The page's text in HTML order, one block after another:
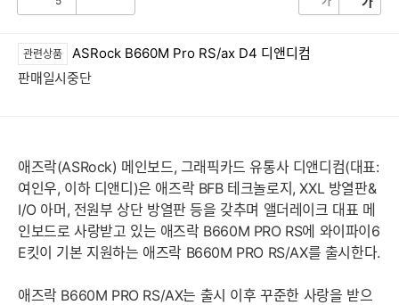
관련상품
ASRock B660M Pro RS/ax D4 디앤디컴
판매일시중단
애즈락(ASRock) 메인보드, 그래픽카드 유통사 디앤디컴(대표:
여인우, 이하 디앤디)은 애즈락 BFB 테크놀로지, XXL 방열판&
I/O 아머, 전원부 상단 방열판 등을 갖추며 앨더레이크 대표 메
인보드로 사랑받고 있는 애즈락 B660M PRO RS에 와이파이6
E킷이 기본 지원하는 애즈락 B660M PRO RS/AX를 출시한다.
애즈락 B660M PRO RS/AX는 출시 이후 꾸준한 사랑을 받으